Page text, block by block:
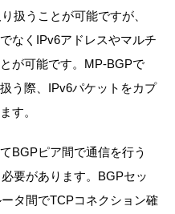
扱うことが可能ですが、
なくIPv6アドレスやマルチ
が可能です。MP-BGPで
う際、IPv6パケットをカプ
す。
BGPピア間で通信を行う
要があります。BGPセッ
タ間でTCPコネクション確